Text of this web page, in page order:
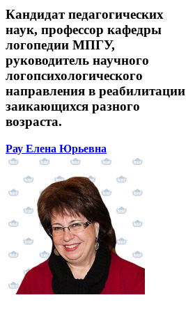
Кандидат педагогических
наук, профессор кафедры
логопедии МПГУ,
руководитель научного
логопсихологического
направления в реабилитации
заикающихся разного
возраста.
Рау Елена Юрьевна